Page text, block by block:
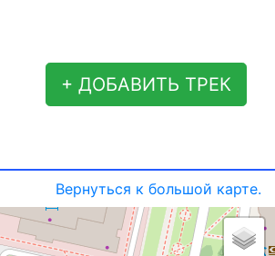
+ ДОБАВИТЬ ТРЕК
Вернуться к большой карте.